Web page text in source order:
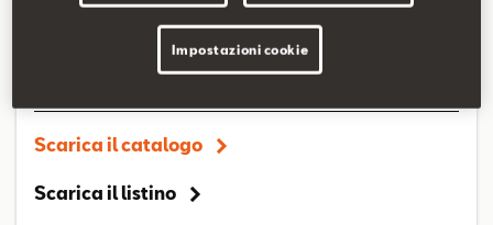
Scarica il catalogo
Scarica il listino
Impostazioni cookie